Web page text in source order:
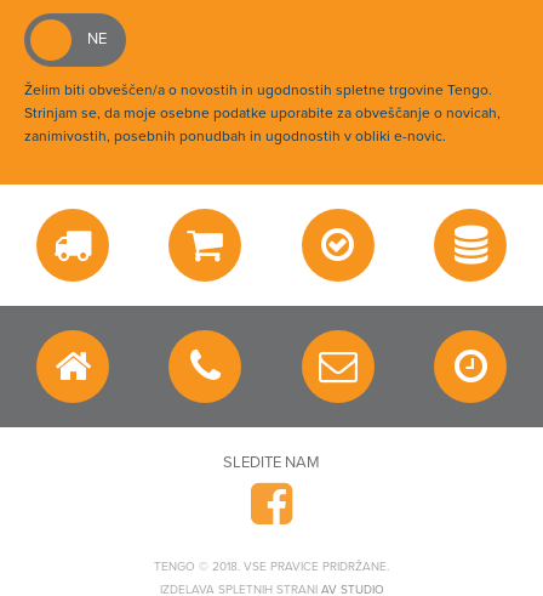
Želim biti obveščen/a o novostih in ugodnostih spletne trgovine Tengo.
Strinjam se, da moje osebne podatke uporabite za obveščanje o novicah,
zanimivostih, posebnih ponudbah in ugodnostih v obliki e-novic.
SLEDITE NAM
TENGO © 2018. VSE PRAVICE PRIDRŽANE.
IZDELAVA SPLETNIH STRANI AV STUDIO